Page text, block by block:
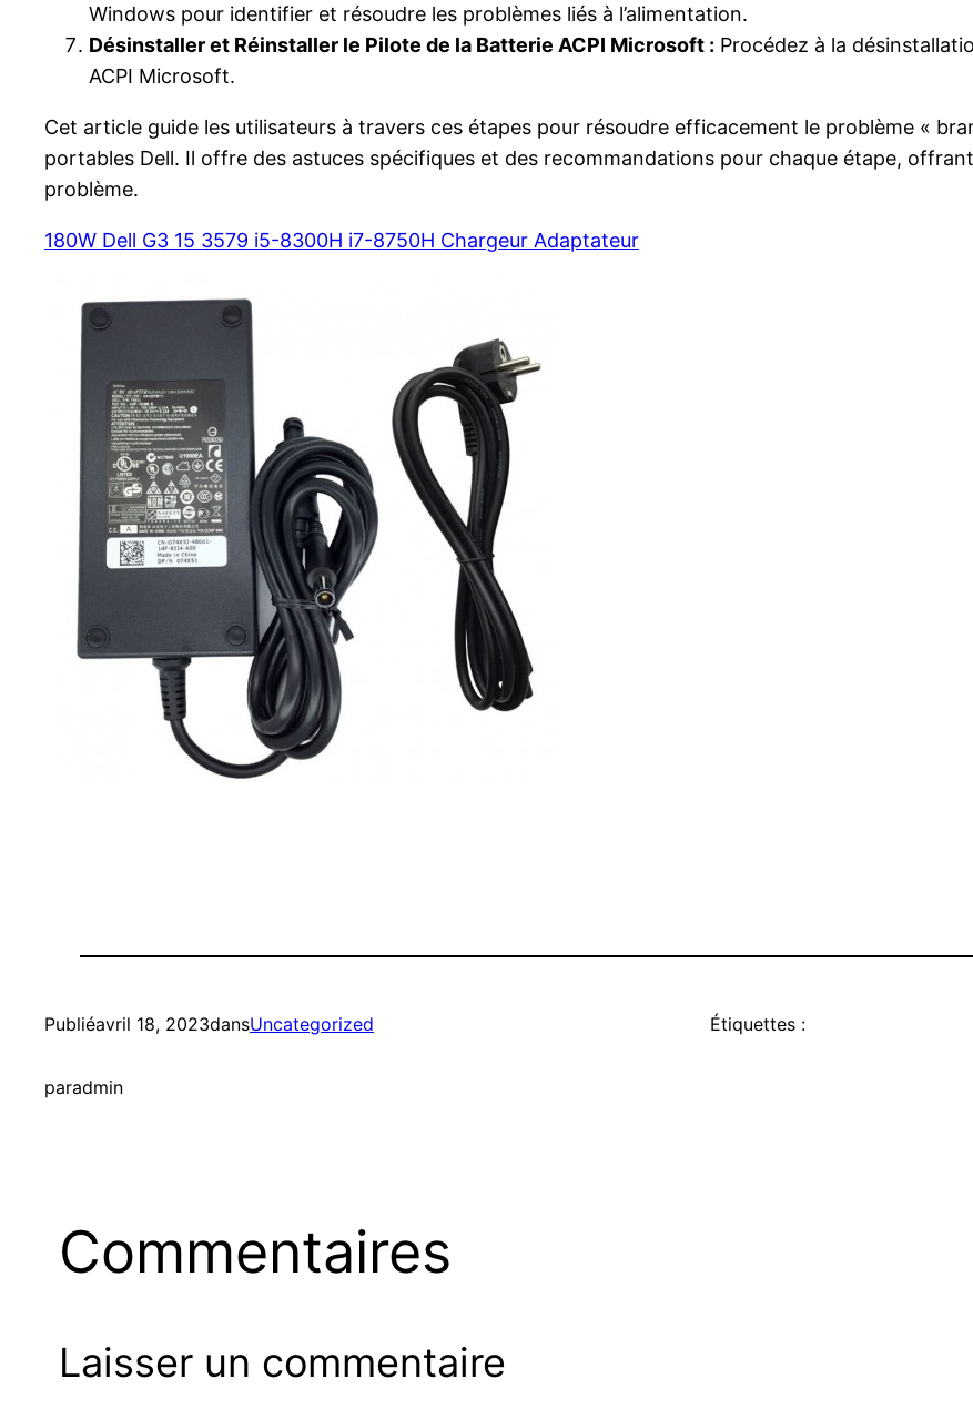
Windows pour identifier et résoudre les problèmes liés à l’alimentation.
Désinstaller et Réinstaller le Pilote de la Batterie ACPI Microsoft : Procédez à la
ACPI Microsoft.
Cet article guide les utilisateurs à travers ces étapes pour résoudre efficacement le problème «
portables Dell. Il offre des astuces spécifiques et des recommandations pour chaque étape,
problème.
180W Dell G3 15 3579 i5-8300H i7-8750H Chargeur Adaptateur
Publiéavril 18, 2023dansUncategorized
paradmin
Étiquettes :
Commentaires
Laisser un commentaire